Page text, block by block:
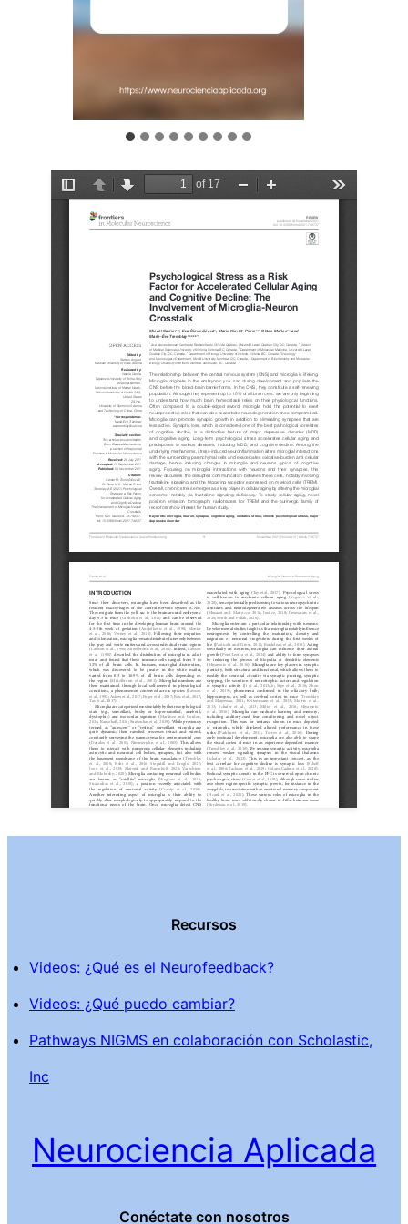
Recursos
Videos: ¿Qué es el Neurofeedback?
Videos: ¿Qué puedo cambiar?
Pathways NIGMS en colaboración con Scholastic,
Inc
Neurociencia Aplicada
Conéctate con nosotros